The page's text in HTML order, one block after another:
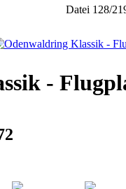
Datei 128/
-